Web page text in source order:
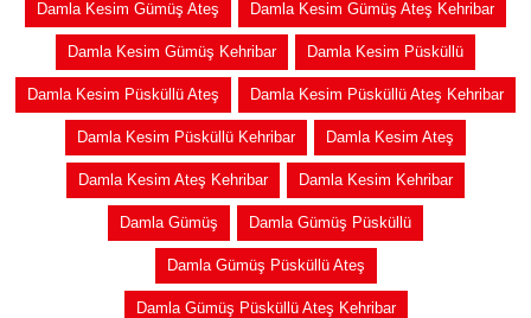
Damla Kesim Gümüş Ateş Damla Kesim Gümüş Ateş Kehribar
Damla Kesim Gümüş Kehribar Damla Kesim Püsküllü
Damla Kesim Püsküllü Ateş Damla Kesim Püsküllü Ateş Kehribar
Damla Kesim Püsküllü Kehribar Damla Kesim Ateş
Damla Kesim Ateş Kehribar Damla Kesim Kehribar
Damla Gümüş Damla Gümüş Püsküllü
Damla Gümüş Püsküllü Ateş
Damla Gümüş Püsküllü Ateş Kehribar